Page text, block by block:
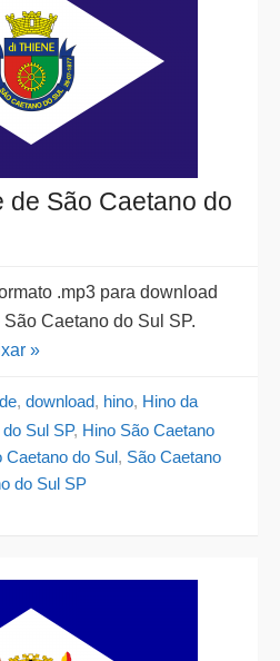
de São Caetano do
.mp3 para download
Caetano do Sul SP.
»
, download, hino, Hino da
Sul SP, Hino São Caetano
Caetano do Sul , São Caetano
do Sul SP